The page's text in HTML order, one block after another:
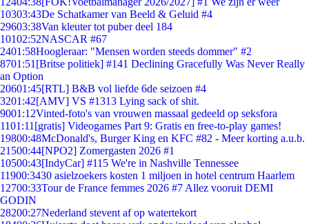
10303:43De Schatkamer van Beeld & Geluid #4
29603:38Van kleuter tot puber deel 184
10102:52NASCAR #67
2401:58Hoogleraar: "Mensen worden steeds dommer" #2
8701:51 [Britse politiek] #141 Declining Gracefully Was Never Really
an Option
20601:45[RTL] B&B vol liefde 6de seizoen #4
3201:42[AMV] VS #1313 Lying sack of shit.
9001:12Vinted-foto's van vrouwen massaal gedeeld op seksfora
1101:11 [gratis] Videogames Part 9: Gratis en free-to-play games!
19800:48McDonald's, Burger King en KFC #82 - Meer korting a.u.b.
21500:44[NPO2] Zomergasten 2026 #1
10500:43[IndyCar] #115 We're in Nashville Tennessee
11900:3430 asielzoekers kosten 1 miljoen in hotel centrum Haarlem
12700:33Tour de France femmes 2026 #7 Allez vooruit DEMI
GODIN
28200:27Nederland stevent af op watertekort